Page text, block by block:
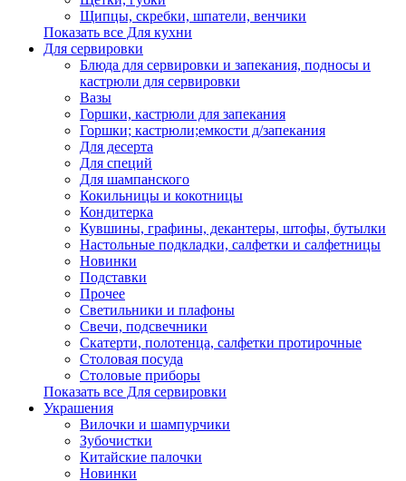
Щипцы, скребки, шпатели, венчики
Показать все Для кухни
Для сервировки
Блюда для сервировки и запекания, подносы и
кастрюли для сервировки
Вазы
Горшки, кастрюли для запекания
Горшки; кастрюли;емкости д/запекания
Для десерта
Для специй
Для шампанского
Кокильницы и кокотницы
Кондитерка
Кувшины, графины, декантеры, штофы, бутылки
Настольные подкладки, салфетки и салфетницы
Новинки
Подставки
Прочее
Светильники и плафоны
Свечи, подсвечники
Скатерти, полотенца, салфетки протирочные
Столовая посуда
Столовые приборы
Показать все Для сервировки
Украшения
Вилочки и шампурчики
Зубочистки
Китайские палочки
Новинки